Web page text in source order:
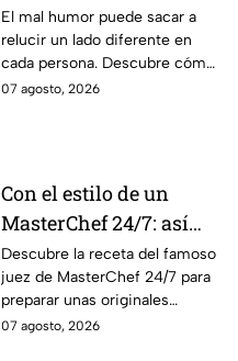
mal humor?
El mal humor puede sacar a
relucir un lado diferente en
cada persona. Descubre cómo
reacciona cada signo del
07 agosto, 2026
Con el estilo de un
MasterChef 24/7: así
prepara el Chef Herrera
unas enfrijoladas al
chipotle
Descubre la receta del famoso
juez de MasterChef 24/7 para
preparar unas originales
enfrijoladas con una salsa llena
07 agosto, 2026